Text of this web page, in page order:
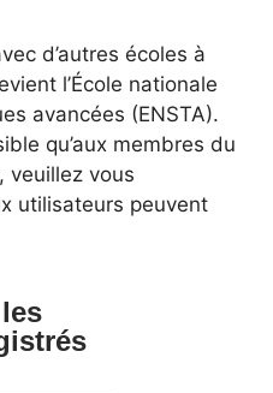
d’autres écoles à
l’École nationale
avancées (ENSTA).
qu’aux membres du
veuillez vous
utilisateurs peuvent